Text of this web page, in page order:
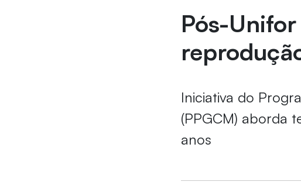
Pós-
Iniciativa do
(PPGCM) aborda
anos